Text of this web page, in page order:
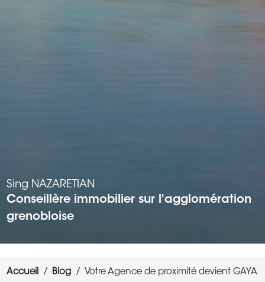
Sing NAZARETIAN
Conseillère immobilier sur l'agglomération
grenobloise
Accueil Blog Votre Agence de proximité devient GAYA